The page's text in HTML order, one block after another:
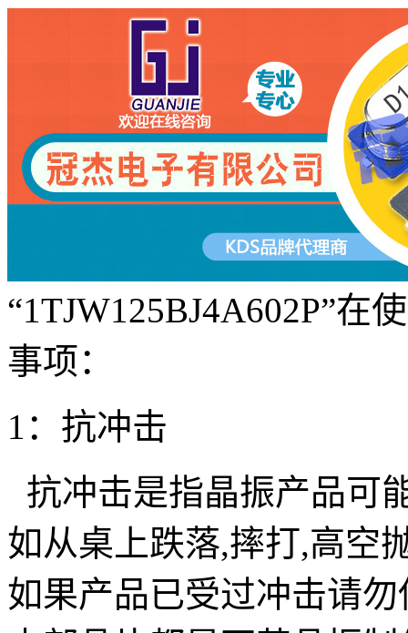
“1TJW125BJ4A602P”在
事项：
1 ：抗冲击
抗冲击是指晶振产品可
如从桌上跌落,摔打,高空
如果产品已受过冲击请勿